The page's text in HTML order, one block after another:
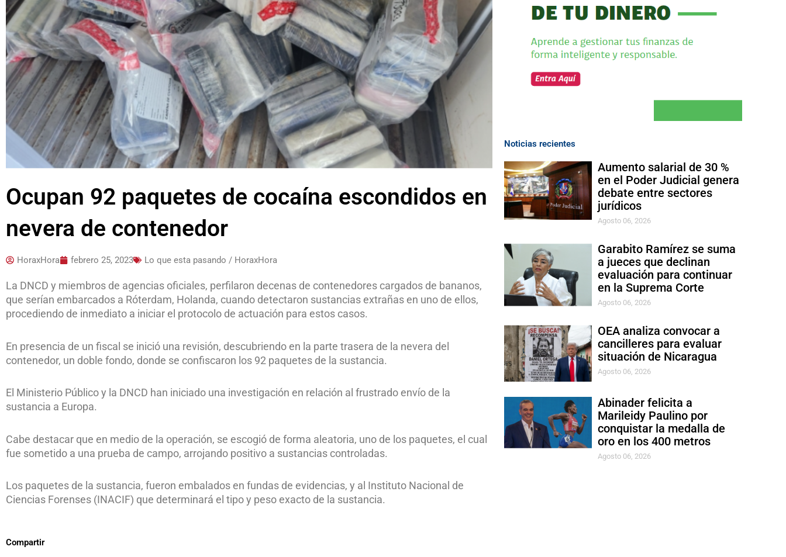
Ocupan 92 paquetes de cocaína escondidos en
nevera de contenedor
HoraxHora febrero 25, 2023 Lo que esta pasando / HoraxHora
La DNCD y miembros de agencias oficiales, perfilaron decenas de contenedores cargados de bananos,
que serían embarcados a Róterdam, Holanda, cuando detectaron sustancias extrañas en uno de ellos,
procediendo de inmediato a iniciar el protocolo de actuación para estos casos.
En presencia de un fiscal se inició una revisión, descubriendo en la parte trasera de la nevera del
contenedor, un doble fondo, donde se confiscaron los 92 paquetes de la sustancia.
El Ministerio Público y la DNCD han iniciado una investigación en relación al frustrado envío de la
sustancia a Europa.
Cabe destacar que en medio de la operación, se escogió de forma aleatoria, uno de los paquetes, el cual
fue sometido a una prueba de campo, arrojando positivo a sustancias controladas.
Los paquetes de la sustancia, fueron embalados en fundas de evidencias, y al Instituto Nacional de
Ciencias Forenses (INACIF) que determinará el tipo y peso exacto de la sustancia.
Compartir
Noticias recientes
Aumento salarial de 30 %
en el Poder Judicial genera
debate entre sectores
jurídicos
Agosto 06, 2026
Garabito Ramírez se suma
a jueces que declinan
evaluación para continuar
en la Suprema Corte
Agosto 06, 2026
OEA analiza convocar a
cancilleres para evaluar
situación de Nicaragua
Agosto 06, 2026
Abinader felicita a
Marileidy Paulino por
conquistar la medalla de
oro en los 400 metros
Agosto 06, 2026